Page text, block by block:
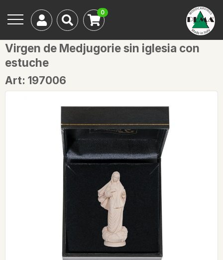
0
Virgen de Medjugorie sin iglesia con
estuche
Art: 197006